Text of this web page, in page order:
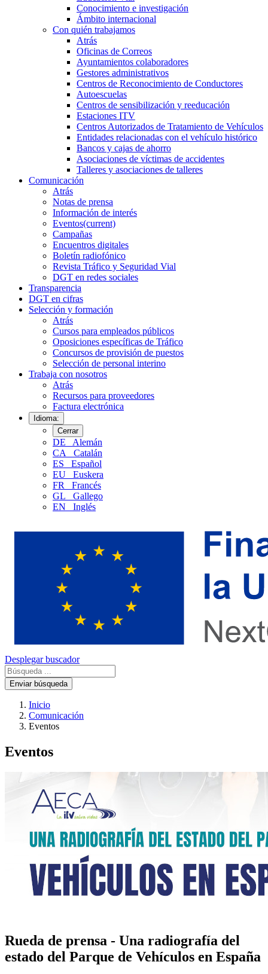
Conocimiento e investigación
Ámbito internacional
Con quién trabajamos
Atrás
Oficinas de Correos
Ayuntamientos colaboradores
Gestores administrativos
Centros de Reconocimiento de Conductores
Autoescuelas
Centros de sensibilización y reeducación
Estaciones ITV
Centros Autorizados de Tratamiento de Vehículos
Entidades relacionadas con el vehículo histórico
Bancos y cajas de ahorro
Asociaciones de víctimas de accidentes
Talleres y asociaciones de talleres
Comunicación
Atrás
Notas de prensa
Información de interés
Eventos(current)
Campañas
Encuentros digitales
Boletín radiofónico
Revista Tráfico y Seguridad Vial
DGT en redes sociales
Transparencia
DGT en cifras
Selección y formación
Atrás
Cursos para empleados públicos
Oposiciones específicas de Tráfico
Concursos de provisión de puestos
Selección de personal interino
Trabaja con nosotros
Atrás
Recursos para proveedores
Factura electrónica
Idioma:
Cerrar
DE
Alemán
CA
Catalán
ES
Español
EU
Euskera
FR
Francés
GL
Gallego
EN
Inglés
Desplegar buscador
Enviar búsqueda
Inicio
Comunicación
Eventos
Eventos
Rueda de prensa - Una radiografía del
estado del Parque de Vehículos en España